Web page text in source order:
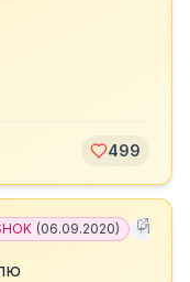
499
(06.09.2020) +1